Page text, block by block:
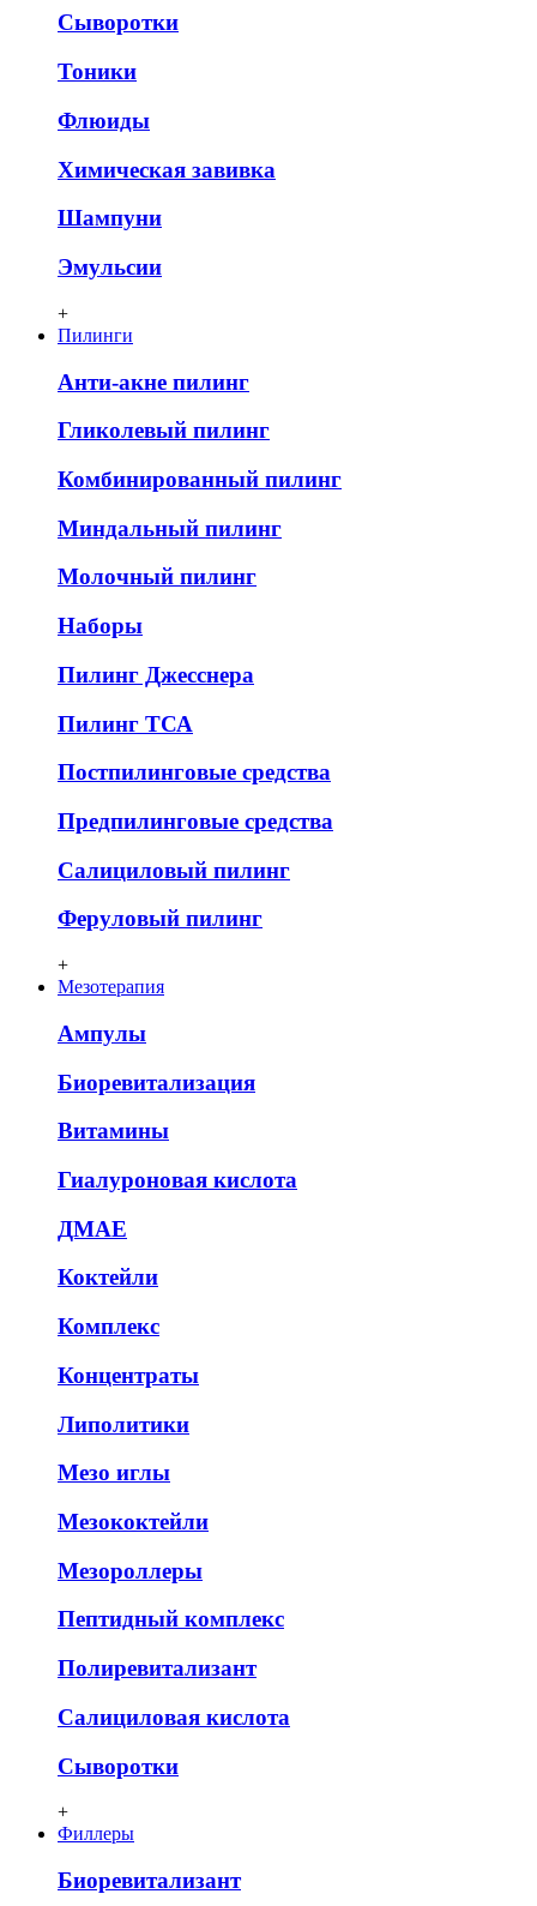
Сыворотки
Тоники
Флюиды
Химическая завивка
Шампуни
Эмульсии
+
Пилинги
Анти-акне пилинг
Гликолевый пилинг
Комбинированный пилинг
Миндальный пилинг
Молочный пилинг
Наборы
Пилинг Джесснера
Пилинг ТСА
Постпилинговые средства
Предпилинговые средства
Салициловый пилинг
Феруловый пилинг
+
Мезотерапия
Ампулы
Биоревитализация
Витамины
Гиалуроновая кислота
ДМАЕ
Коктейли
Комплекс
Концентраты
Липолитики
Мезо иглы
Мезококтейли
Мезороллеры
Пептидный комплекс
Полиревитализант
Салициловая кислота
Сыворотки
+
Филлеры
Биоревитализант